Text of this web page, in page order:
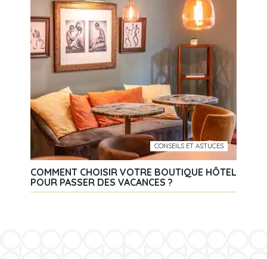
CONSEILS ET ASTUCES
COMMENT CHOISIR VOTRE BOUTIQUE HÔTEL
POUR PASSER DES VACANCES ?